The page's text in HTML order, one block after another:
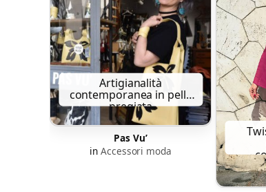
Artigianalità
contemporanea in pelle
pregiata
Pas Vu’
inAccessori moda